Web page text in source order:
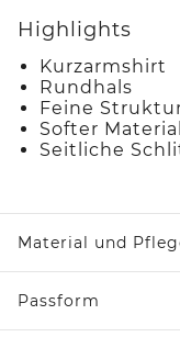
Highlights
Kurzarmshirt
Rundhals
Feine
Softer
Seitliche
Material und
Passform